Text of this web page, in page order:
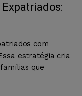
com
estratégia cria
que